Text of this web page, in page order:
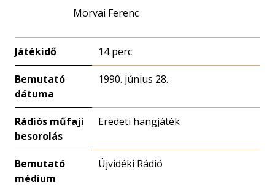
Morvai Ferenc
Játékidő 14 perc
Bemutató
dátuma
1990. június 28.
Rádiós műfaji
besorolás
Eredeti hangjáték
Bemutató
médium
Újvidéki Rádió